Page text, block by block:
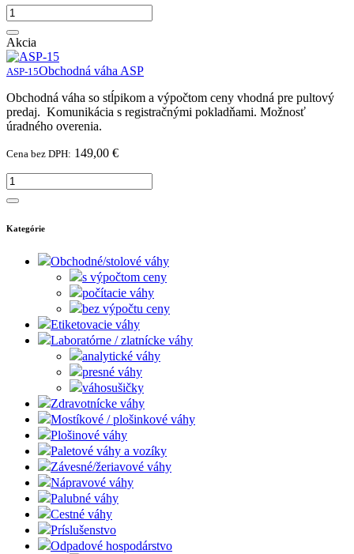
Akcia
ASP-15Obchodná váha ASP
Obchodná váha so stĺpikom a výpočtom ceny vhodná pre pultový
predaj. Komunikácia s registračnými pokladňami. Možnosť
úradného overenia.
Cena bez DPH: 149,00 €
Kategórie
Obchodné/stolové váhy
s výpočtom ceny
počítacie váhy
bez výpočtu ceny
Etiketovacie váhy
Laboratórne / zlatnícke váhy
analytické váhy
presné váhy
váhosušičky
Zdravotnícke váhy
Mostíkové / plošinkové váhy
Plošinové váhy
Paletové váhy a vozíky
Závesné/žeriavové váhy
Nápravové váhy
Palubné váhy
Cestné váhy
Príslušenstvo
Odpadové hospodárstvo